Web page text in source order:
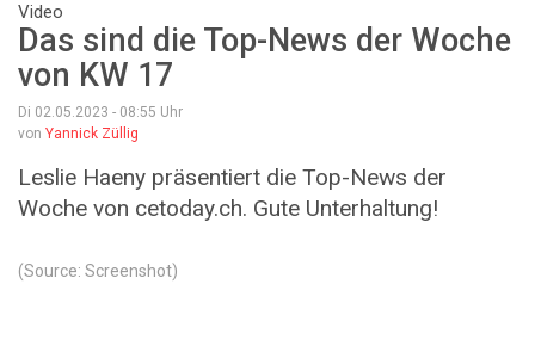
Video
Das sind die Top-News der Woche
von KW 17
Di 02.05.2023 - 08:55 Uhr
von Yannick Züllig
Leslie Haeny präsentiert die Top-News der
Woche von cetoday.ch. Gute Unterhaltung!
(Source: Screenshot)